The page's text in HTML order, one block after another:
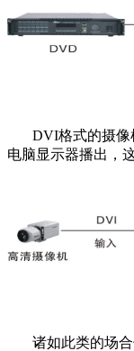
DVI格式的摄像
电脑显示器播出，
诸如此类的场合